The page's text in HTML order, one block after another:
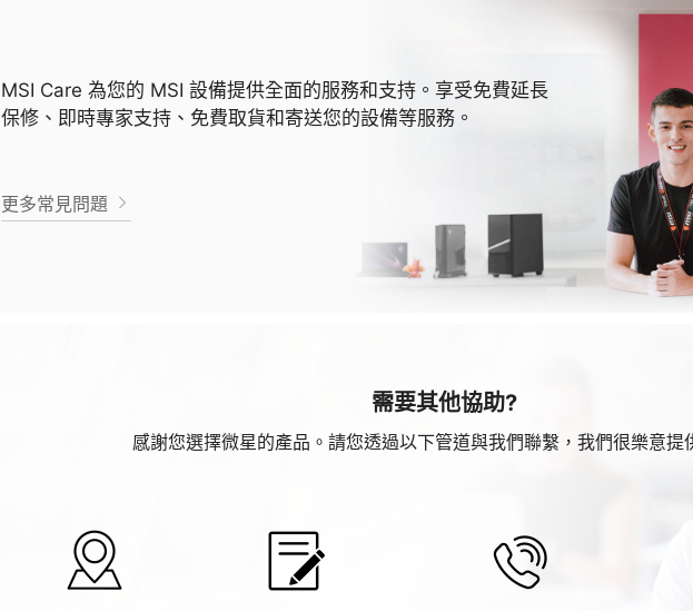
MSI Care 為您的 MSI 設備提供全面的服務和支持。享受免費延長
保修、即時專家支持、免費取貨和寄送您的設備等服務。
更多常見問題
需要其他協助?
感謝您選擇微星的產品。請您透過以下管道與我們聯繫，我們很樂意提